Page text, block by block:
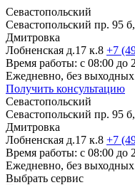
Севастопольский
Севастопольский пр. 95
Дмитровка
Лобненская д.17 к.8 +7
Время работы: с 08:00 до
Ежедневно, без
Получить консультацию
Севастопольский
Севастопольский пр. 95
Дмитровка
Лобненская д.17 к.8 +7
Время работы: с 08:00 до
Ежедневно, без
Выбрать сервис